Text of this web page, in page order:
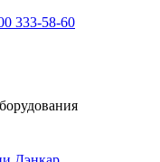
333-58-60